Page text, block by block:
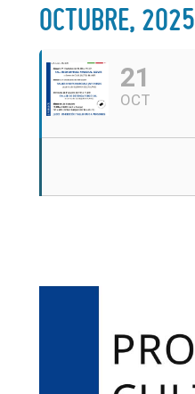
OCTUBRE, 2025
21
OCT